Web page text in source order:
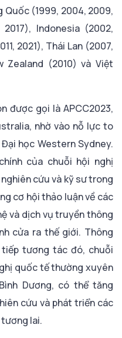
Quốc (1999, 2004, 2009,
Indonesia (2002,
2021), Thái Lan (2007,
Zealand (2010) và Việt
được gọi là APCC2023,
nhờ vào nỗ lực to
học Western Sydney.
của chuỗi hội nghị
cứu và kỹ sư trong
cơ hội thảo luận về các
và dịch vụ truyền thông
cửa ra thế giới. Thông
tương tác đó, chuỗi
quốc tế thường xuyên
Dương, có thể tăng
cứu và phát triển các
lai.